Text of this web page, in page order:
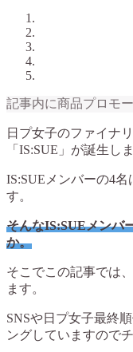
記事内に商品プロモ
日プ女子のファイナ
「IS:SUE」が誕生し
IS:SUEメンバーの4
す。
そんなIS:SUEメンバ
か。
そこでこの記事では
ます。
SNSや日プ女子最終
ングしていますので